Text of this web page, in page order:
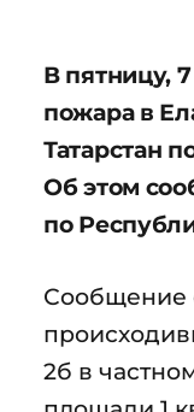
В пятницу,
пожара в
Татарстан
Об этом
по
Сообщение
2б в